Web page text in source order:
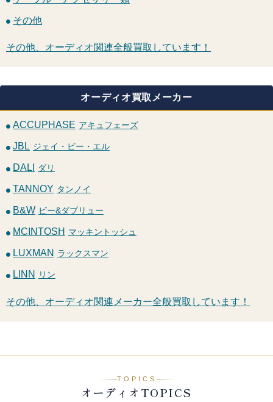
その他
その他、オーディオ関連全般買取しています！
オーディオ買取メーカー
ACCUPHASE アキュフェーズ
JBL ジェイ・ビー・エル
DALI ダリ
TANNOY タンノイ
B&W ビー&ダブリュー
MCINTOSH マッキントッシュ
LUXMAN ラックスマン
LINN リン
その他、オーディオ関連メーカー全般買取しています！
TOPICS
オーディオTOPICS